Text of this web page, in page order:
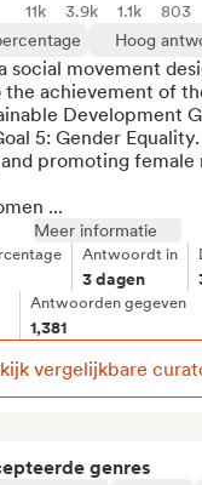
genres
11k 3.9k 1.1k
803
Hoog
social movement
achievement of
Development
5: Gender
promoting female
...
Meer informatie
Antwoordt in
3 dagen
Antwoorden gegeven
1,381
vergelijkbare